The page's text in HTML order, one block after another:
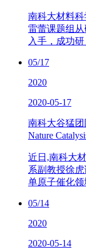
南科大材料
雷蕾课题组
入手，成功
05/17
2020
2020-05-17
南科大谷猛
Nature
近日,南科大
系副教授徐
单原子催化领
05/14
2020
2020-05-14